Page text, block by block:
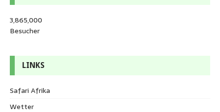
3,865,000
Besucher
LINKS
Safari Afrika
Wetter